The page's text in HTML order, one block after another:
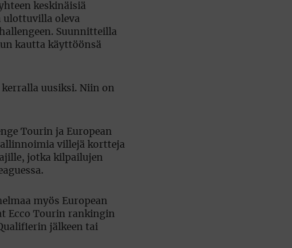
keskinäisiä
ulottuvilla oleva
Suunnitteilla
kautta käyttöönsä
uusiksi. Niin on
Tourin ja European
villejä kortteja
jotka kilpailujen
myös European
Ecco Tourin rankingin
jälkeen tai